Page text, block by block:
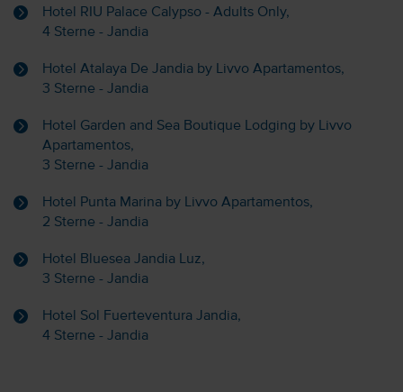
Hotel RIU Palace Calypso - Adults Only,
4 Sterne - Jandia
Hotel Atalaya De Jandia by Livvo Apartamentos,
3 Sterne - Jandia
Hotel Garden and Sea Boutique Lodging by Livvo
Apartamentos,
3 Sterne - Jandia
Hotel Punta Marina by Livvo Apartamentos,
2 Sterne - Jandia
Hotel Bluesea Jandia Luz,
3 Sterne - Jandia
Hotel Sol Fuerteventura Jandia,
4 Sterne - Jandia